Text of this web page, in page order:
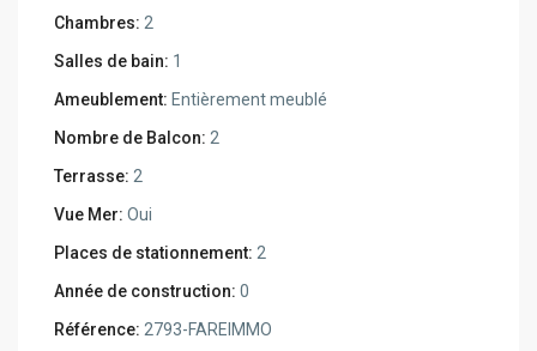
Chambres: 2
Salles de bain: 1
Ameublement: Entièrement meublé
Nombre de Balcon: 2
Terrasse: 2
Vue Mer: Oui
Places de stationnement: 2
Année de construction: 0
Référence: 2793-FAREIMMO